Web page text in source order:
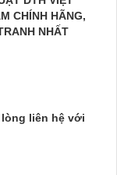
CHÍNH HÃNG,
NHẤT
liên hệ với